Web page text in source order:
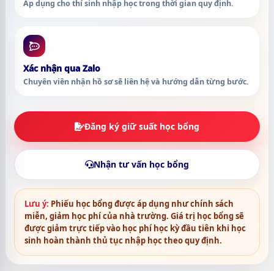
Áp dụng cho thí sinh nhập học trong thời gian quy định.
Xác nhận qua Zalo
Chuyên viên nhận hồ sơ sẽ liên hệ và hướng dẫn từng bước.
Đăng ký giữ suất học bổng
Nhận tư vấn học bổng
Lưu ý: Phiếu học bổng được áp dụng như chính sách
miễn, giảm học phí của nhà trường. Giá trị học bổng sẽ
được giảm trực tiếp vào học phí học kỳ đầu tiên khi học
sinh hoàn thành thủ tục nhập học theo quy định.